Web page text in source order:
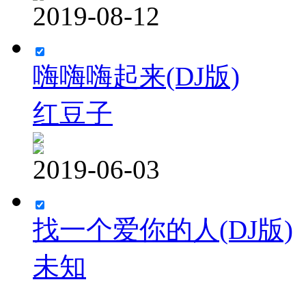
2019-08-12
嗨嗨嗨起来(DJ版)
红豆子
2019-06-03
找一个爱你的人(DJ版)
未知